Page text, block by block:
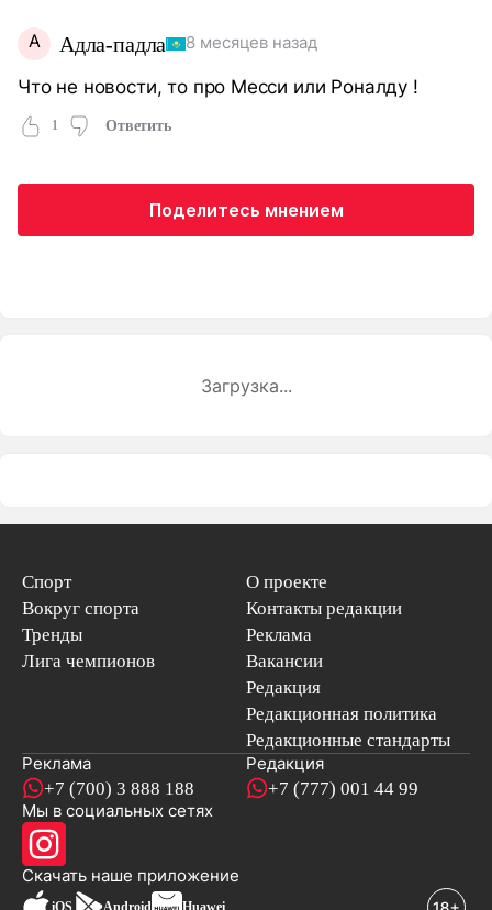
А Адла-падла 8 месяцев назад
Что не новости, то про Месси или Роналду !
1 Ответить
Поделитесь мнением
Загрузка...
Спорт
Вокруг спорта
Тренды
Лига чемпионов
О проекте
Контакты редакции
Реклама
Вакансии
Редакция
Редакционная политика
Редакционные стандарты
Реклама
+7 (700) 3 888 188
Редакция
+7 (777) 001 44 99
Мы в социальных сетях
Скачать наше приложениеновостей
iOS Android Huawei